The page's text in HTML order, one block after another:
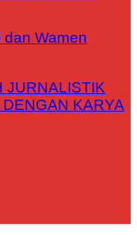
Wamen
JURNALISTIK
KARYA